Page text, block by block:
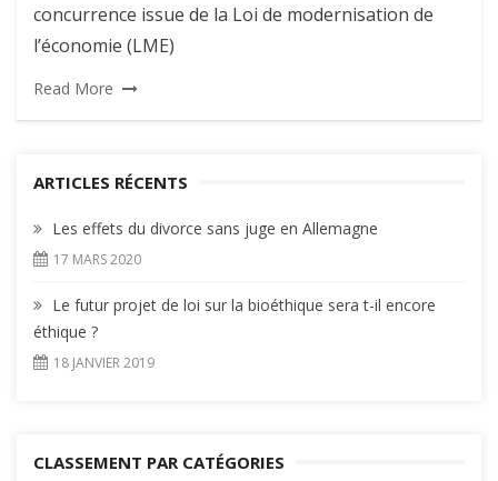
concurrence issue de la Loi de modernisation de
l’économie (LME)
Read More
ARTICLES RÉCENTS
Les effets du divorce sans juge en Allemagne
17 MARS 2020
Le futur projet de loi sur la bioéthique sera t-il encore
éthique ?
18 JANVIER 2019
CLASSEMENT PAR CATÉGORIES